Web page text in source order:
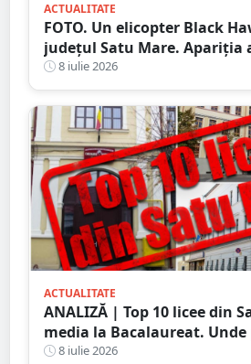
ACTUALITATE
FOTO. Un elicopter Black
județul Satu Mare. Apariția
curiozitatea localnicilor
8 iulie 2026
ACTUALITATE
ANALIZĂ | Top 10 licee din
media la Bacalaureat. Unde
mai mulți elevi cu note mari
8 iulie 2026